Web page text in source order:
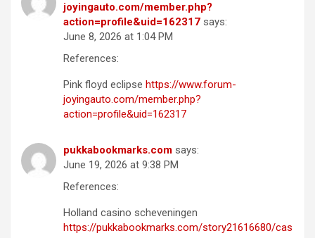
joyingauto.com/member.php?
action=profile&uid=162317 says:
June 8, 2026 at 1:04 PM
References:
Pink floyd eclipse https://www.forum-
joyingauto.com/member.php?
action=profile&uid=162317
pukkabookmarks.com says:
June 19, 2026 at 9:38 PM
References:
Holland casino scheveningen
https://pukkabookmarks.com/story21616680/cas